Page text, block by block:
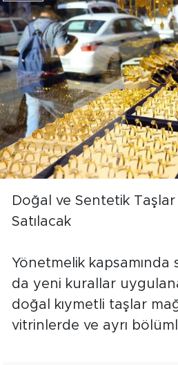
Doğal ve Sentetik
Satılacak
Yönetmelik kapsamında
da yeni kurallar
doğal kıymetli taşlar
vitrinlerde ve ayrı